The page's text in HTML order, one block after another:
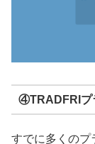
④TRADFRIプ
すでに多くのプ